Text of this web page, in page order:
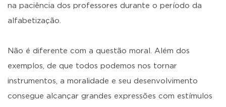
na paciência dos professores durante o período da
alfabetização.
Não é diferente com a questão moral. Além dos
exemplos, de que todos podemos nos tornar
instrumentos, a moralidade e seu desenvolvimento
consegue alcançar grandes expressões com estímulos